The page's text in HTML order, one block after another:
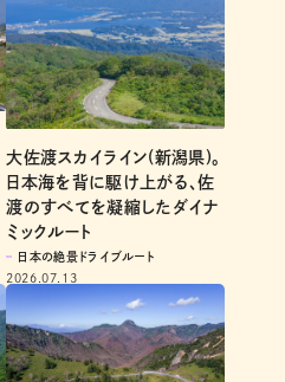
大佐渡スカイライン(新潟県)。
日本海を背に駆け上がる、佐
渡のすべてを凝縮したダイナ
ミックルート
日本の絶景ドライブルート
2026.07.13